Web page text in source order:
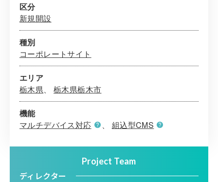
区分
新規開設
種別
コーポレートサイト
エリア
栃木県
栃木県栃木市
機能
マルチデバイス対応
組込型CMS
Project Team
ディレクター